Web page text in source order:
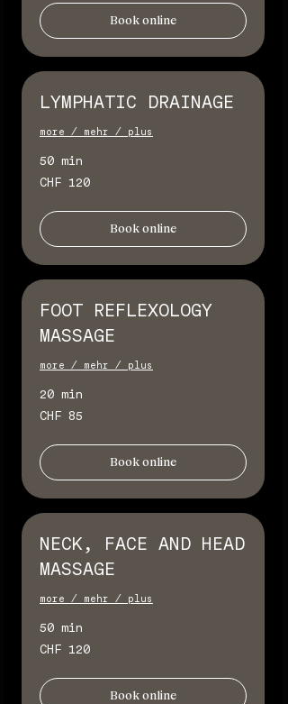
Book online
LYMPHATIC DRAINAGE
more / mehr / plus
50 min
120
Schweizer
CHF 120
Book online
FOOT REFLEXOLOGY
MASSAGE
more / mehr / plus
20 min
85
Schweizer
CHF 85
Book online
NECK, FACE AND HEAD
MASSAGE
more / mehr / plus
50 min
120
Schweizer
CHF 120
Book online